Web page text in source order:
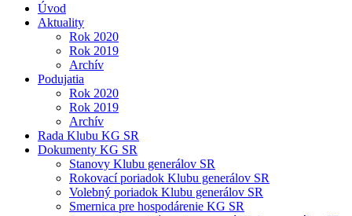
Úvod
Aktuality
Rok 2020
Rok 2019
Archív
Podujatia
Rok 2020
Rok 2019
Archív
Rada Klubu KG SR
Dokumenty KG SR
Stanovy Klubu generálov SR
Rokovací poriadok Klubu generálov SR
Volebný poriadok Klubu generálov SR
Smernica pre hospodárenie KG SR